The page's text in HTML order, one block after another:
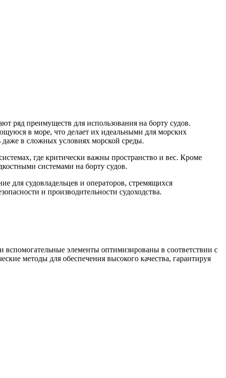
ряд преимуществ для использования на борту судов.
в море, что делает их идеальными для морских
в сложных условиях морской среды.
где критически важны пространство и вес. Кроме
системами на борту судов.
для судовладельцев и операторов, стремящихся
и производительности судоходства.
элементы оптимизированы в соответствии с
методы для обеспечения высокого качества, гарантируя